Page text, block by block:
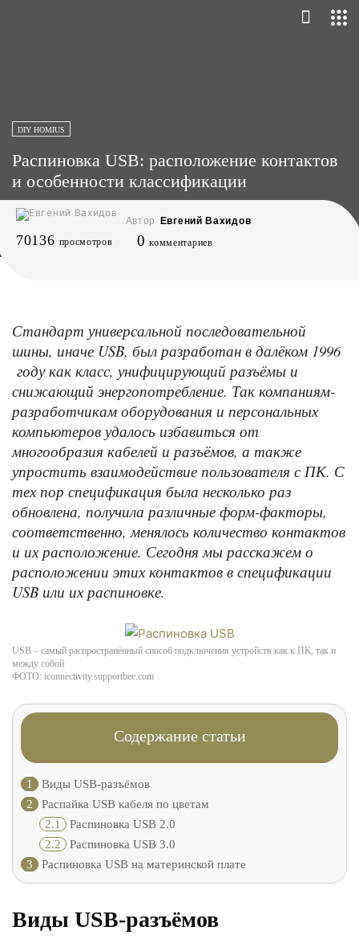
DIY HOMIUS
Распиновка USB: расположение контактов
и особенности классификации
Автор Евгений Вахидов
70136 просмотров 0 комментариев
Стандарт универсальной последовательной
шины, иначе USB, был разработан в далёком 1996
году как класс, унифицирующий разъёмы и
снижающий энергопотребление. Так компаниям-
разработчикам оборудования и персональных
компьютеров удалось избавиться от
многообразия кабелей и разъёмов, а также
упростить взаимодействие пользователя с ПК. С
тех пор спецификация была несколько раз
обновлена, получила различные форм-факторы,
соответственно, менялось количество контактов
и их расположение. Сегодня мы расскажем о
расположении этих контактов в спецификации
USB или их распиновке.
USB – самый распространённый способ подключения устройств как к ПК, так и
между собой
ФОТО: iconnectivity.supportbee.com
Содержание статьи
1
Виды USB-разъёмов
2
Распайка USB кабеля по цветам
2.1 Распиновка USB 2.0
2.2 Распиновка USB 3.0
3
Распиновка USB на материнской плате
Виды USB-разъёмов